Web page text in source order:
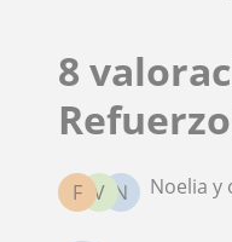
8
N
V
F Noelia y